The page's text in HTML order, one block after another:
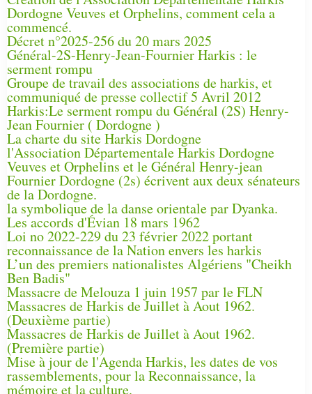
Dordogne Veuves et Orphelins, comment cela a
commencé.
Décret n°2025-256 du 20 mars 2025
Général-2S-Henry-Jean-Fournier Harkis : le
serment rompu
Groupe de travail des associations de harkis, et
communiqué de presse collectif 5 Avril 2012
Harkis:Le serment rompu du Général (2S) Henry-
Jean Fournier ( Dordogne )
La charte du site Harkis Dordogne
l'Association Départementale Harkis Dordogne
Veuves et Orphelins et le Général Henry-jean
Fournier Dordogne (2s) écrivent aux deux sénateurs
de la Dordogne.
la symbolique de la danse orientale par Dyanka.
Les accords d'Évian 18 mars 1962
Loi no 2022-229 du 23 février 2022 portant
reconnaissance de la Nation envers les harkis
L’un des premiers nationalistes Algériens "Cheikh
Ben Badis"
Massacre de Melouza 1 juin 1957 par le FLN
Massacres de Harkis de Juillet à Aout 1962.
(Deuxième partie)
Massacres de Harkis de Juillet à Aout 1962.
(Première partie)
Mise à jour de l'Agenda Harkis, les dates de vos
rassemblements, pour la Reconnaissance, la
mémoire et la culture.